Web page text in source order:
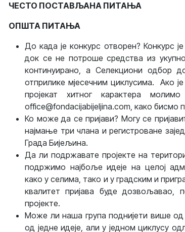
ЧЕСТО ПОСТАВЉАНА ПИТАЊА
ОПШТА ПИТАЊА
До када је конкурс отворен? Конкурс
док се не потроше средства из
континуирано, а Селекциони одбор
отприлике мјесечним циклусима. Ако
пројекат хитног карактера
office@fondacijabijeljina.com, како бисмо
Ко може да се пријави? Могу се
најмање три члана и регистроване
Града Бијељина.
Да ли подржавате пројекте на
подржимо најбоље идеје на целој
како у селима, тако и у градским и
квалитет пријава буде дозвољавао,
пројекте.
Може ли наша група поднијети више
од једне идеје, али у једном циклусу